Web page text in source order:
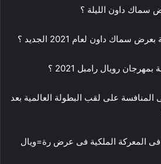
سماك داون الليلة ؟
داون لعام 2021 الجديد ؟
رويال رامبل 2021 ؟
على لقب البطولة العالمية بعد
المعركة الملكية فى عرض رة=ويال